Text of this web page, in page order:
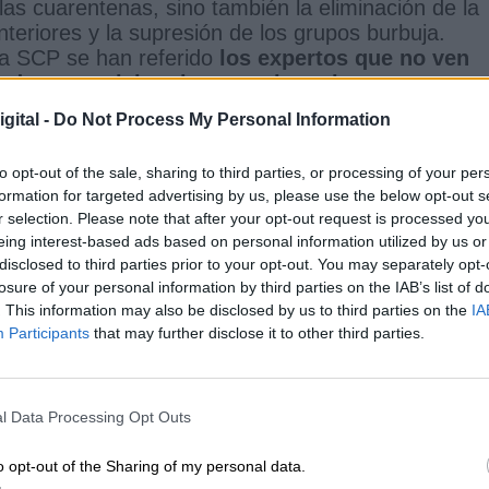
- Do Not Process My Personal Information
opt-out of the sale, sharing to third parties, or processing of your
for targeted advertising by us, please use the below opt-out
selection. Please note that after your opt-out request is processed
interest-based ads based on personal information utilized by us
to third parties prior to your opt-out. You may separately
of your personal information by third parties on the IAB’s list of
This information may also be disclosed by us to third parties on the
Participants that may further disclose it to other third parties.
Data Processing Opt Outs
opt-out of the Sharing of my personal data.
cuarentenas, sino también la eliminación de la
y la supresión de los grupos burbuja.
SCP se han referido los expertos que no ven
para relajar el protocolo en los centros
todas las medidas de protección
estadísticas actuales que denotan una
el gripo pediátrico"
en la mayoría de los niños para sustentar
mayor de la conciliación para los padres sigue
debate en busca de soluciones.
Cataluña Govern
RELACIONADAS